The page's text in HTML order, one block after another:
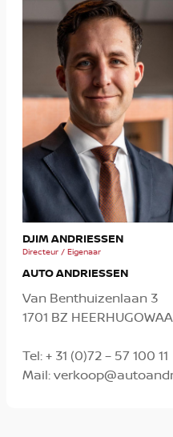
DJIM ANDRIESSEN
Directeur / Eigenaar
AUTO ANDRIESSEN
Van Benthuizenlaan 3
1701 BZ
Tel:+ 31 (0)72 – 57 100 11
Mail: